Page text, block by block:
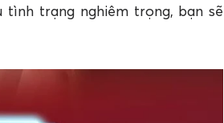
trạng nghiêm trọng, bạn sẽ